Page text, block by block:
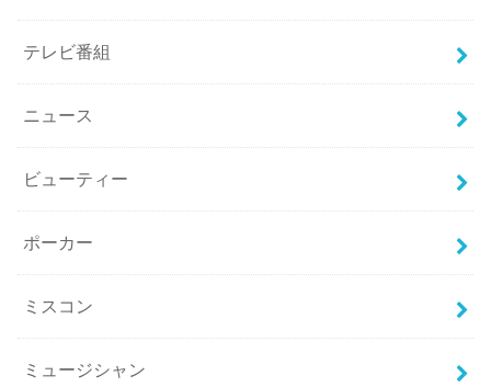
テレビ番組
ニュース
ビューティー
ポーカー
ミスコン
ミュージシャン